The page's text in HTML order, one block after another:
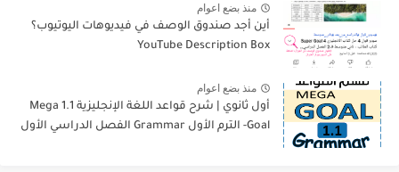
منذ بضع اعوام
أين أجد صندوق الوصف في فيديوهات اليوتيوب؟
YouTube Description Box
منذ بضع اعوام
أول ثانوي | شرح قواعد اللغة الإنجليزية 1.1 Mega
Goal- الترم الأول Grammar الفصل الدراسي الأول